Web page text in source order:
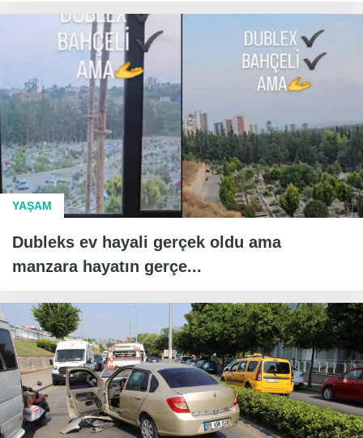
YAŞAM
Dubleks ev hayali gerçek oldu ama
manzara hayatın gerçe...